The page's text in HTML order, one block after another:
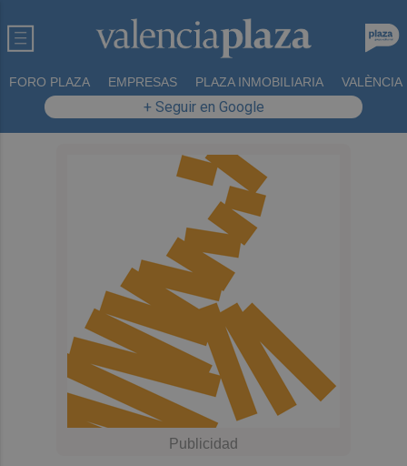
FORO PLAZA EMPRESAS PLAZA INMOBILIARIA VALÈNCIA
+ Seguir en Google